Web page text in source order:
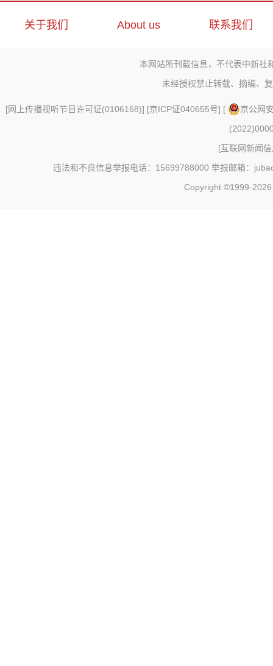
关于我们 About us 联系我们
本网站所刊载信息，不代表中新社
未经授权禁止转载、摘编、
[网上传播视听节目许可证(0106168)] [京ICP证040655号] [
京公网
[互联网新闻
违法和不良信息举报电话：15699788000 举报邮箱：
Copyright ©1999-